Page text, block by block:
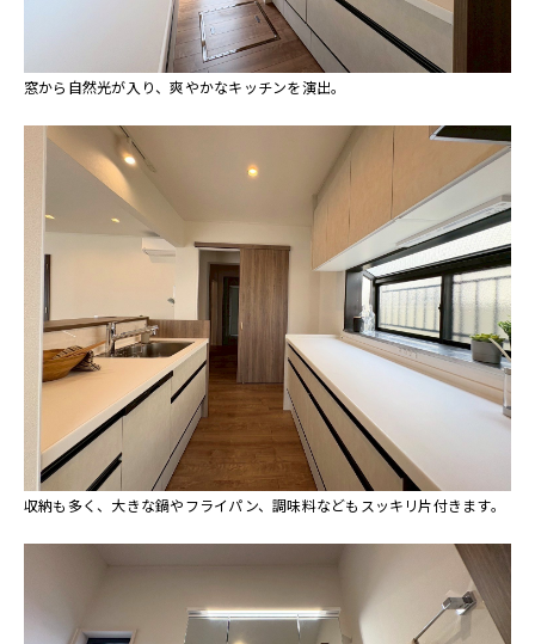
窓から自然光が入り、爽やかなキッチンを演出。
収納も多く、大きな鍋やフライパン、調味料などもスッキリ片付きます。